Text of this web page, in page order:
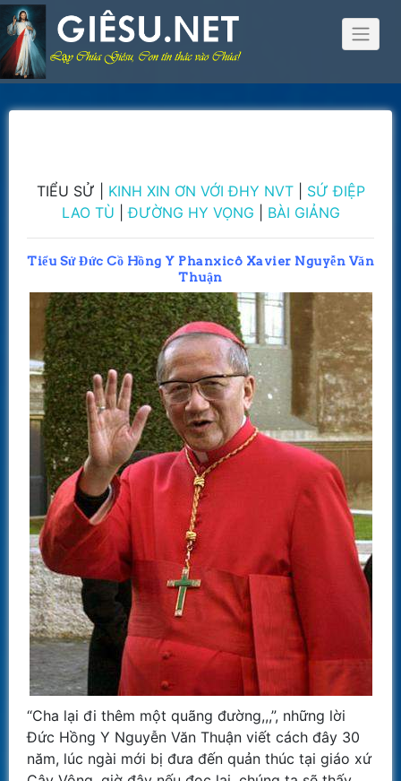
Skip
to
content
TIỂU SỬ | KINH XIN ƠN VỚI ĐHY NVT| SỨ ĐIỆP
LAO TÙ |ĐƯỜNG HY VỌNG BÀI GIẢNG
Tiểu Sử Đức Cồ Hồng Y Phanxicô Xavier Nguyễn Văn
Thuận
“Cha lại đi thêm một quãng đường,,,”, những lời
Đức Hồng Y Nguyễn Văn Thuận viết cách đây 30
năm, lúc ngài mới bị đưa đến quản thúc tại giáo xứ